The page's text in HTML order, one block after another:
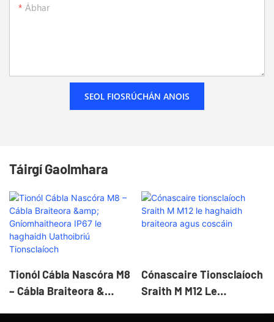
Ábhar
SEOL FIOSRÚCHÁN ANOIS
Táirgí Gaolmhara
Tionól Cábla Nascóra M8
– Cábla Braiteora &
Cónascaire Tionsclaíoch
Sraith M M12 Le